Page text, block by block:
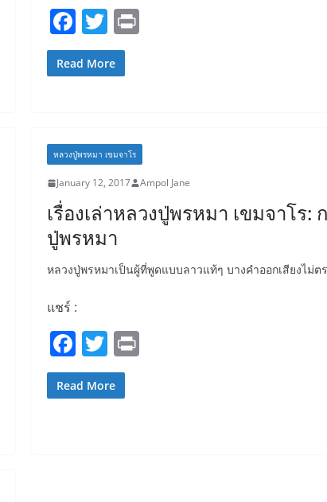
F
a
c
o
o
k
T
w
itt
Read More
หลวงปู่พรหมา เขมจาโร
January 12, 2017 Ampol Jane
เรื่องเล่าหลวงปู่พรหมา เขมจาโร:
ปู่พรหมา
หลวงปู่พรหมาเป็นผู้ที่พูดแบบลาวแท้ๆ บางคำออกเสียงไม่ต
แชร์ :
F
a
c
T
w
itt
Read More